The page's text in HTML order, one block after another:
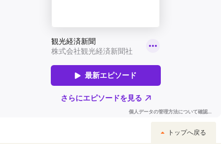
トップへ戻る